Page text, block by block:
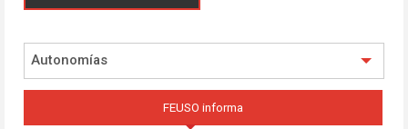
Autonomías
FEUSO informa